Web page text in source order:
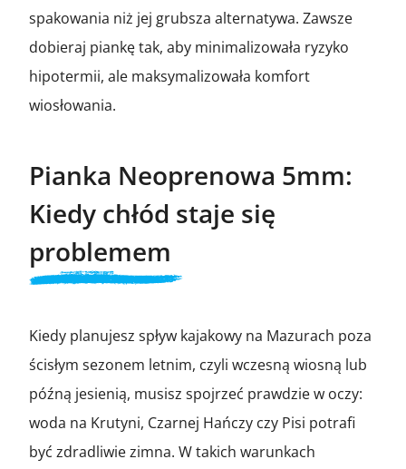
spakowania niż jej grubsza alternatywa. Zawsze
dobieraj piankę tak, aby minimalizowała ryzyko
hipotermii, ale maksymalizowała komfort
wiosłowania.
Pianka Neoprenowa 5mm:
Kiedy chłód staje się
problemem
Kiedy planujesz spływ kajakowy na Mazurach poza
ścisłym sezonem letnim, czyli wczesną wiosną lub
późną jesienią, musisz spojrzeć prawdzie w oczy:
woda na Krutyni, Czarnej Hańczy czy Pisi potrafi
być zdradliwie zimna. W takich warunkach